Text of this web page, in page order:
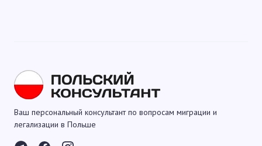
Ваш персональный консультант по вопросам миграции и
легализации в Польше